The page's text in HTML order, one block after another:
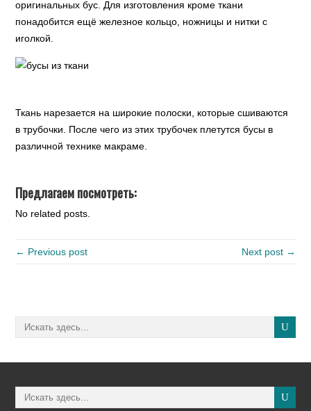
оригинальных бус. Для изготовления кроме ткани
понадобится ещё железное кольцо, ножницы и нитки с
иголкой.
Ткань нарезается на широкие полоски, которые сшиваются
в трубочки. После чего из этих трубочек плетутся бусы в
различной технике макраме.
Предлагаем посмотреть:
No related posts.
← Previous post Next post →